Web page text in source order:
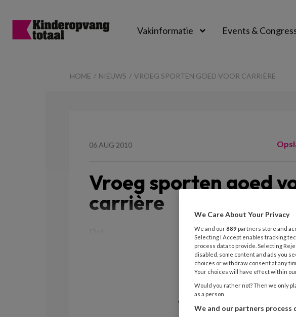
Vakinformatie Events &
HOME NIEUWS VROEG SPORTEN GOED VOOR CARRIÈRE
06 AUG 2010
Vroeg sporten goed
carrière
REGISTREREN
Wil je dit artikel
We Care About Your Privacy
We and our889 partners store and
Selecting I Accept enables tracking
process data to provide. Selecting
disabled, some content and ads you
choices or withdraw consent at any
Your choices will have effect within
Would you rather not? Then we only
as a person
We and our partners process